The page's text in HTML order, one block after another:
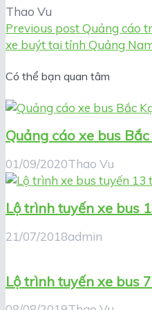
Thao Vu
Previous postQuảng cáo
xe buýt tại tỉnh Quảng
Có thể bạn quan tâm
Quảng cáo xe bus
01/09/2020Thao Vu
Lộ trình tuyến xe bus
21/07/2018admin
Lộ trình tuyến xe bus